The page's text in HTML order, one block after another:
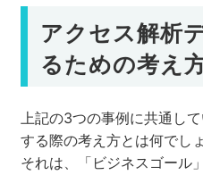
アクセス解析
るための考え
上記の3つの事例に共通し
する際の考え方とは何でし
それは、「ビジネスゴール